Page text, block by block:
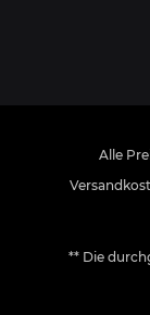
Alle
** Die